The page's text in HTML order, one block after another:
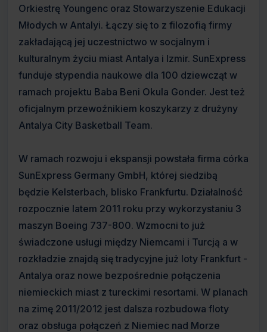
Orkiestrę Youngenc oraz Stowarzyszenie Edukacji
Młodych w Antalyi. Łączy się to z filozofią firmy
zakładającą jej uczestnictwo w socjalnym i
kulturalnym życiu miast Antalya i Izmir. SunExpress
funduje stypendia naukowe dla 100 dziewcząt w
ramach projektu Baba Beni Okula Gonder. Jest też
oficjalnym przewoźnikiem koszykarzy z drużyny
Antalya City Basketball Team.
W ramach rozwoju i ekspansji powstała firma córka
SunExpress Germany GmbH, której siedzibą
będzie Kelsterbach, blisko Frankfurtu. Działalność
rozpocznie latem 2011 roku przy wykorzystaniu 3
maszyn Boeing 737-800. Wzmocni to już
świadczone usługi między Niemcami i Turcją a w
rozkładzie znajdą się tradycyjne już loty Frankfurt -
Antalya oraz nowe bezpośrednie połączenia
niemieckich miast z tureckimi resortami. W planach
na zimę 2011/2012 jest dalsza rozbudowa floty
oraz obsługa połączeń z Niemiec nad Morze